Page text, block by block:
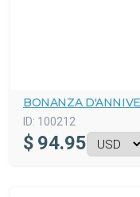
BONANZA
ID: 100212
$ 94.95